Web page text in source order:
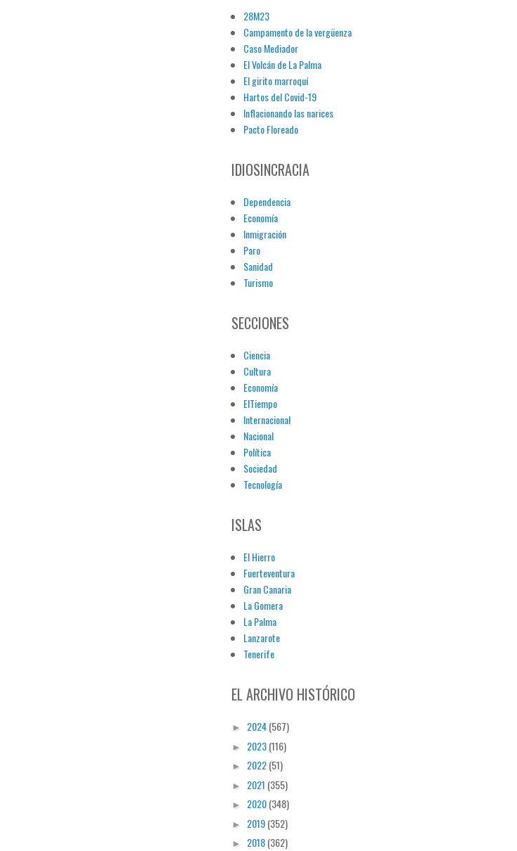
28M23
Campamento de la vergüenza
Caso Mediador
El Volcán de La Palma
El girito marroquí
Hartos del Covid-19
Inflacionando las narices
Pacto Floreado
IDIOSINCRACIA
Dependencia
Economía
Inmigración
Paro
Sanidad
Turismo
SECCIONES
Ciencia
Cultura
Economía
ElTiempo
Internacional
Nacional
Política
Sociedad
Tecnología
ISLAS
El Hierro
Fuerteventura
Gran Canaria
La Gomera
La Palma
Lanzarote
Tenerife
EL ARCHIVO HISTÓRICO
► 2024(567)
► 2023(116)
► 2022(51)
► 2021 (355)
► 2020(348)
► 2019(352)
► 2018(362)